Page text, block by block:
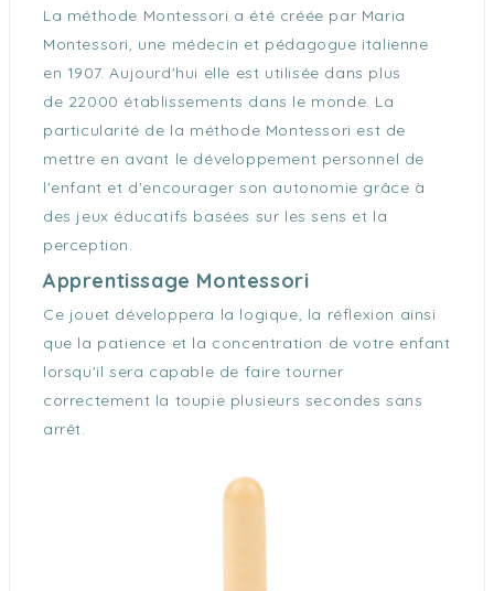
La méthode Montessori a été créée par Maria
Montessori, une médecin et pédagogue italienne
en 1907. Aujourd'hui elle est utilisée dans plus
de 22000 établissements dans le monde. La
particularité de la méthode Montessori est de
mettre en avant le développement personnel de
l'enfant et d'encourager son autonomie grâce à
des jeux éducatifs basées sur les sens et la
perception.
Apprentissage Montessori
Ce jouet développera la logique, la réflexion ainsi
que la patience et la concentration de votre enfant
lorsqu'il sera capable de faire tourner
correctement la toupie plusieurs secondes sans
arrêt.